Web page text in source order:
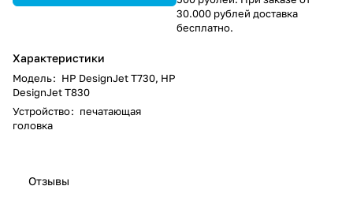
Характеристики
Модель: HP DesignJet T730, HP
DesignJet T830
Устройство: печатающая
головка
30.000 рублей доставка
бесплатно.
Отзывы